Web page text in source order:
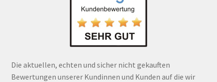
Die aktuellen, echten und sicher nicht gekauften
Bewertungen unserer Kundinnen und Kunden auf die wir